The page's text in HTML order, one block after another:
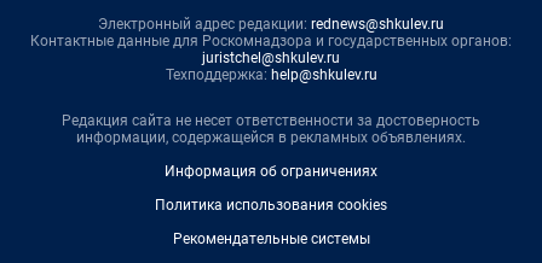
Электронный адрес редакции: rednews@shkulev.ru
Контактные данные для Роскомнадзора и государственных органов:
juristchel@shkulev.ru
Техподдержка: help@shkulev.ru
Редакция сайта не несет ответственности за достоверность
информации, содержащейся в рекламных объявлениях.
Информация об ограничениях
Политика использования cookies
Рекомендательные системы